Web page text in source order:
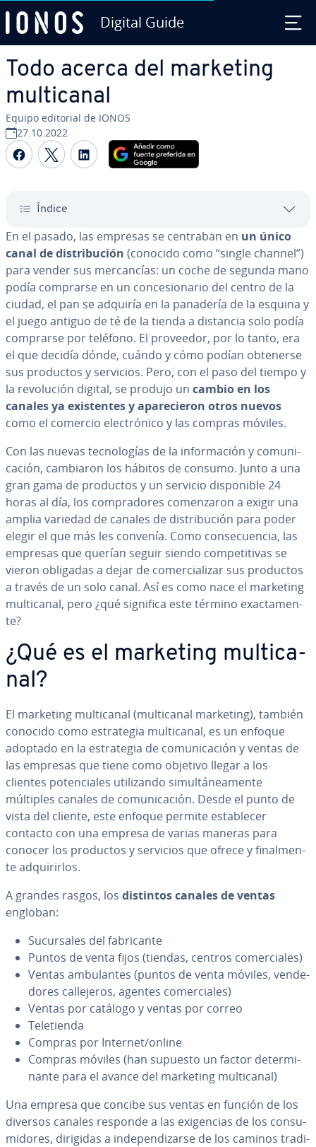
Digital Guide
Todo acerca del marketing
mu­l­ti­ca­nal
Equipo editorial de IONOS
27.10.2022
Compartir Facebook
Compartir Twitter
Compartir LinkedIn
Índice
En el pasado, las empresas se centraban en un único
canal de di­s­tri­bu­ción (conocido como “single channel”)
para vender sus me­r­ca­n­cías: un coche de segunda mano
podía comprarse en un co­n­ce­sio­na­rio del centro de la
ciudad, el pan se adquiría en la panadería de la esquina y
el juego antiguo de té de la tienda a distancia solo podía
comprarse por teléfono. El proveedor, por lo tanto, era
el que decidía dónde, cuándo y cómo podían obtenerse
sus productos y servicios. Pero, con el paso del tiempo y
la re­vo­lu­ción digital, se produjo un cambio en los
canales ya exi­s­te­n­tes y apa­re­cie­ron otros nuevos
como el comercio ele­c­tró­ni­co y las compras móviles.
Con las nuevas te­c­no­lo­gías de la in­fo­r­ma­ción y co­mu­ni­
ca­ción, cambiaron los hábitos de consumo. Junto a una
gran gama de productos y un servicio di­s­po­ni­ble 24
horas al día, los co­m­pra­do­res co­me­n­za­ron a exigir una
amplia variedad de canales de di­s­tri­bu­ción para poder
elegir el que más les convenía. Como co­n­se­cue­n­cia, las
empresas que querían seguir siendo co­m­pe­ti­ti­vas se
vieron obligadas a dejar de co­me­r­cia­li­zar sus productos
a través de un solo canal. Así es como nace el marketing
mu­l­ti­ca­nal, pero ¿qué significa este término exac­ta­me­n­
te?
¿Qué es el marketing mu­l­ti­ca­
nal?
El marketing mu­l­ti­ca­nal (mu­l­ti­ca­nal marketing), también
conocido como es­tra­te­gia mu­l­ti­ca­nal, es un enfoque
adoptado en la es­tra­te­gia de co­mu­ni­ca­ción y ventas de
las empresas que tiene como objetivo llegar a los
clientes po­te­n­cia­les uti­li­za­n­do si­mu­l­tá­nea­me­n­te
múltiples canales de co­mu­ni­ca­ción. Desde el punto de
vista del cliente, este enfoque permite es­ta­ble­cer
contacto con una empresa de varias maneras para
conocer los productos y servicios que ofrece y fi­na­l­me­n­
te ad­qui­ri­r­los.
A grandes rasgos, los distintos canales de ventas
engloban:
Su­cu­r­sa­les del fa­bri­ca­n­te
Puntos de venta fijos (tiendas, centros co­me­r­cia­les)
Ventas am­bu­la­n­tes (puntos de venta móviles, ve­n­de­
do­res ca­lle­je­ros, agentes co­me­r­cia­les)
Ventas por catálogo y ventas por correo
Te­le­tie­n­da
Compras por Internet/online
Compras móviles (han supuesto un factor de­te­r­mi­
na­n­te para el avance del marketing mu­l­ti­ca­nal)
Una empresa que concibe sus ventas en función de los
diversos canales responde a las exi­ge­n­cias de los co­n­su­
mi­do­res, dirigidas a in­de­pe­n­di­zar­se de los caminos tra­di­